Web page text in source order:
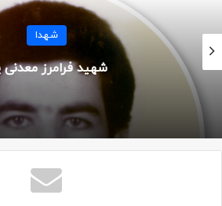
تاریخ تولد: ۱ آذر ۱۳۴۶
محل تولد: همدان
تاریخ شهادت: ۳ بهمن ۱۳۶۵
محل شهادت: شلمچه
شهدا
شهید فرامرز معدنی